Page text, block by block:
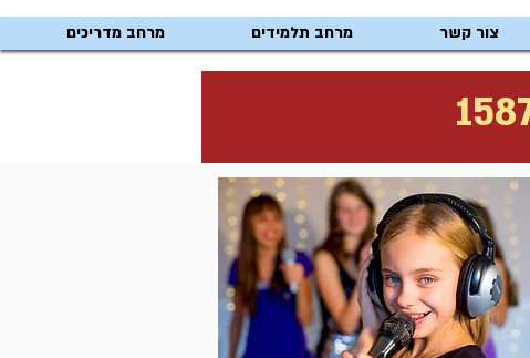
צור קשר מרחב תלמידים מרחב מדריכים